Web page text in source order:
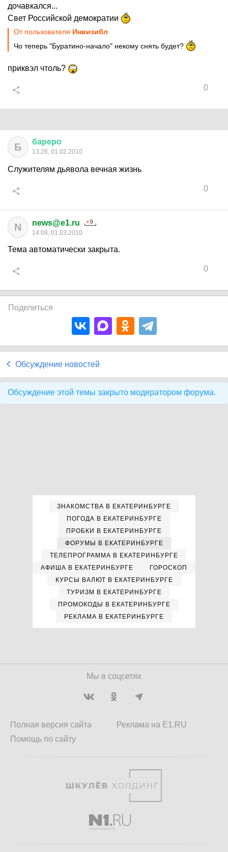
дочавкался...
Свет Российской демократии
От пользователя Инвизибл
Чо теперь "Буратино-начало" некому снять будет?
приквэл чтоль?
0
Б бареро
13:26, 01.02.2010
Служителям дьявола вечная жизнь
0
N news@e1.ru
14:08, 01.03.2010
Тема автоматически закрыта.
0
Поделиться
Обсуждение новостей
Обсуждение этой темы закрыто модератором форума.
ЗНАКОМСТВА В ЕКАТЕРИНБУРГЕ
ПОГОДА В ЕКАТЕРИНБУРГЕ
ПРОБКИ В ЕКАТЕРИНБУРГЕ
ФОРУМЫ В ЕКАТЕРИНБУРГЕ
ТЕЛЕПРОГРАММА В ЕКАТЕРИНБУРГЕ
АФИША В ЕКАТЕРИНБУРГЕ
ГОРОСКОП
КУРСЫ ВАЛЮТ В ЕКАТЕРИНБУРГЕ
ТУРИЗМ В ЕКАТЕРИНБУРГЕ
ПРОМОКОДЫ В ЕКАТЕРИНБУРГЕ
РЕКЛАМА В ЕКАТЕРИНБУРГЕ
Мы в соцсетях
Полная версия сайта
Помощь по сайту
Реклама на E1.RU